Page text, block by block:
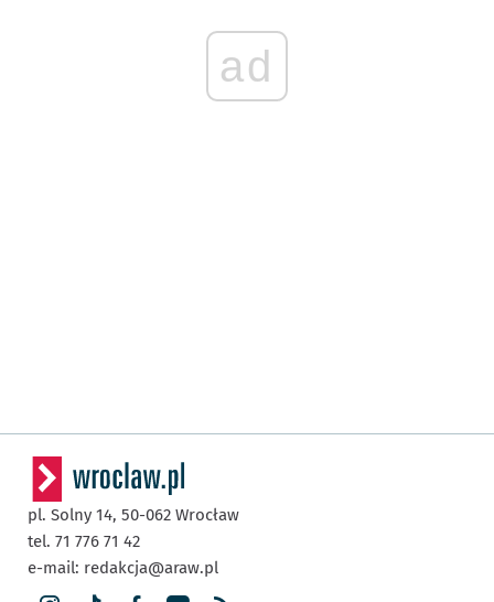
ad
pl. Solny 14, 50-062 Wrocław
tel. 71 776 71 42
e-mail: redakcja@araw.pl